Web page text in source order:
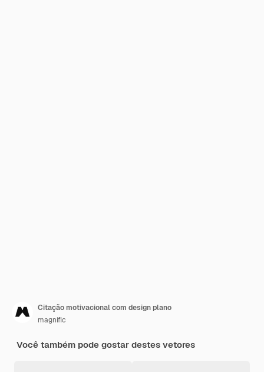
Citação motivacional com design plano
magnific
Você também pode gostar destes vetores